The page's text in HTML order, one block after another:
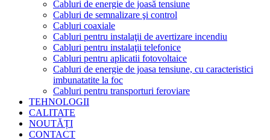
Cabluri de energie de joasă tensiune
Cabluri de semnalizare şi control
Cabluri coaxiale
Cabluri pentru instalaţii de avertizare incendiu
Cabluri pentru instalaţii telefonice
Cabluri pentru aplicatii fotovoltaice
Cabluri de energie de joasa tensiune, cu caracteristici
imbunatatite la foc
Cabluri pentru transporturi feroviare
TEHNOLOGII
CALITATE
NOUTĂȚI
CONTACT